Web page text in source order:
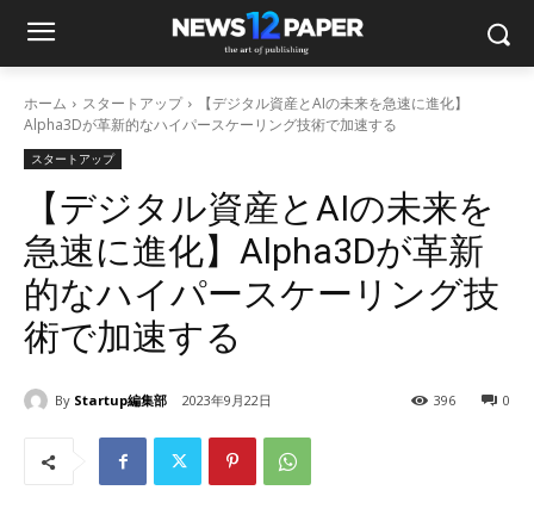
ホーム スタートアップ
【デジタル資産とAIの未来を急速に進化】
Alpha3Dが革新的なハイパースケーリング技術で加速する
スタートアップ
【デジタル資産とAIの未来を
急速に進化】Alpha3Dが革新
的なハイパースケーリング技
術で加速する
By Startup編集部 2023年9月22日 0
396